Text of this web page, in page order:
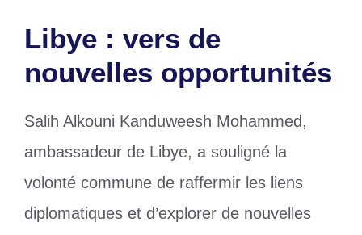
Libye : vers de
nouvelles opportunités
Salih Alkouni Kanduweesh Mohammed,
ambassadeur de Libye, a souligné la
volonté commune de raffermir les liens
diplomatiques et d’explorer de nouvelles